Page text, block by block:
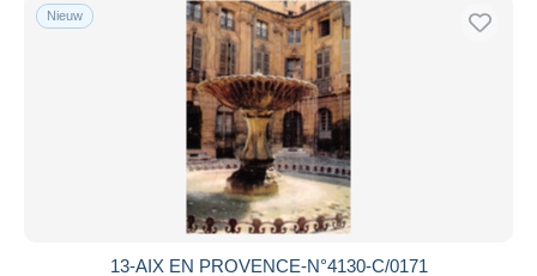
Nieuw
13-AIX EN PROVENCE-N°4130-C/0171